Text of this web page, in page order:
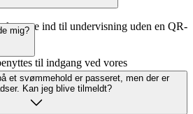
komme ind til undervisning uden en QR-
til indgang ved vores
før undervisningsstart, og udgang skal
endt undervisning indenfor
åbningstid.
mig?
et svømmehold er passeret, men der er
Kan jeg blive tilmeldt?